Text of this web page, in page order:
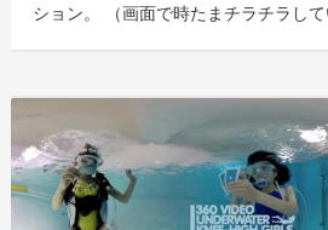
ション。 （画面で時たまチラチラし
4125-4c14-9883-5751e4eaac33 後日
ンパ」が「ド・ドドンパ」に変わりま
再撮影した映像はこちら
https://store.hacosco.com/movies/
9e69-c14eef62ea6b